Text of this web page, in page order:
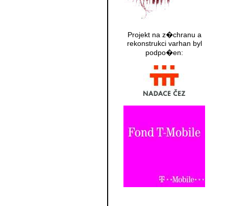
Projekt na z�chranu a
rekonstrukci varhan byl
podpo�en: